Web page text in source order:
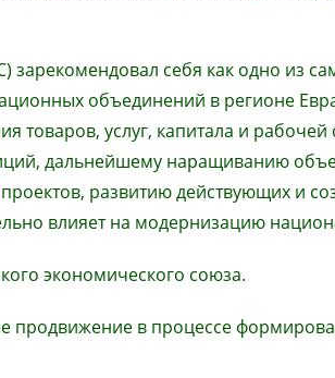
себя как одно из
объединений в регионе
товаров, услуг, капитала и рабочей
дальнейшему наращиванию
развитию действующих и
влияет на модернизацию
экономического союза.
продвижение в процессе